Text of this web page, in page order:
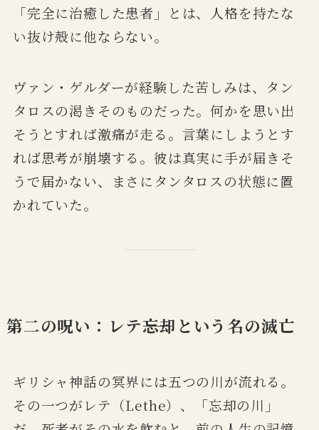
「完全に治癒した患者」とは、人格を持たな
い抜け殻に他ならない。
ヴァン・ゲルダーが経験した苦しみは、タン
タロスの渇きそのものだった。何かを思い出
そうとすれば激痛が走る。言葉にしようとす
れば思考が崩壊する。彼は真実に手が届きそ
うで届かない、まさにタンタロスの状態に置
かれていた。
第二の呪い：レテ――忘却という名の滅亡
ギリシャ神話の冥界には五つの川が流れる。
その一つがレテ（Lethe）、「忘却の川」